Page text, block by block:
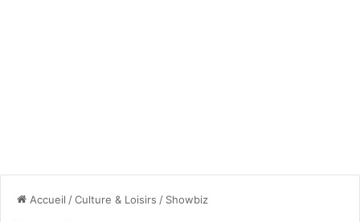
Accueil /Culture & Loisirs / Showbiz